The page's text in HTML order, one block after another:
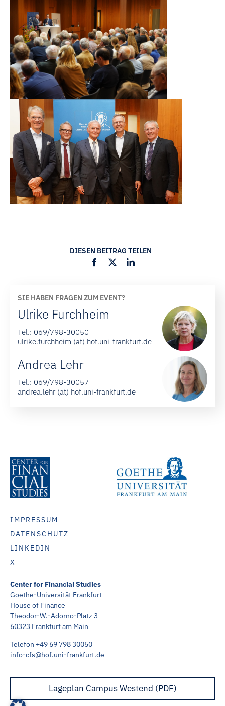
DIESEN BEITRAG TEILEN
SIE HABEN FRAGEN ZUM EVENT?
Ulrike Furchheim
Tel.: 069/798-30050
ulrike.furchheim (at) hof.uni-frankfurt.de
Andrea Lehr
Tel.: 069/798-30057
andrea.lehr (at) hof.uni-frankfurt.de
IMPRESSUM
DATENSCHUTZ
LINKEDIN
X
Center for Financial Studies
Goethe-Universität Frankfurt
House of Finance
Theodor-W.-Adorno-Platz 3
60323 Frankfurt am Main
Telefon +49 69 798 30050
info-cfs@hof.uni-frankfurt.de
Lageplan Campus Westend (PDF)